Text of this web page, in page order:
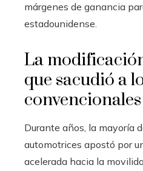
márgenes de ganancia
estadounidense.
La
que sacudió a
convencionales
Durante años, la mayoría
automotrices apostó por
acelerada hacia la